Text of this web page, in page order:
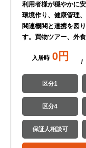
入居時 0円
利用者様が穏やかに
環境作り、健康管理
関連機関と連携を図
す。買物ツアー、外
区分1
区分4
保証人相談可